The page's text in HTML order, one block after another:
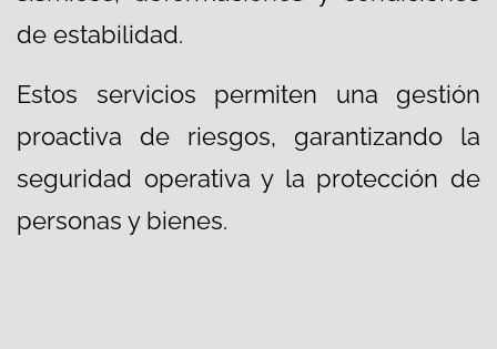
de estabilidad.
Estos servicios permiten una gestión
proactiva de riesgos, garantizando la
seguridad operativa y la protección de
personas y bienes.